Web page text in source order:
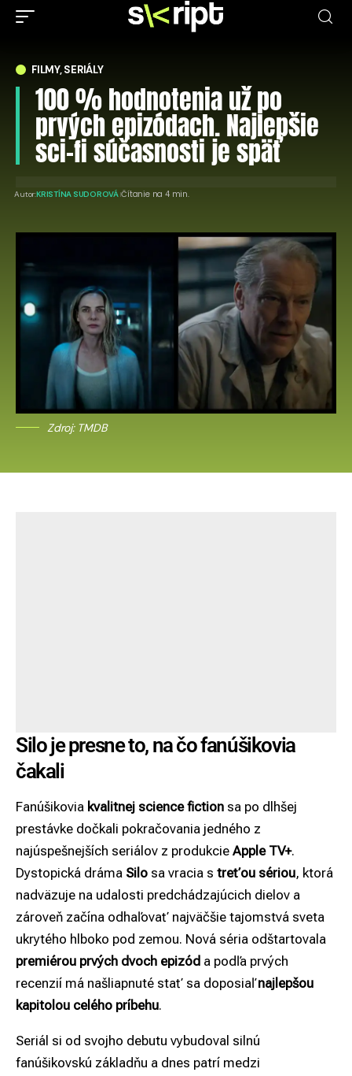
FILMY, SERIÁLY
100 % hodnotenia už po
prvých epizódach. Najlepšie
sci-fi súčasnosti je späť
Autor:KRISTÍNA SUDOROVÁ Čítanie na 4 min.
Zdroj: TMDB
Silo je presne to, na čo fanúšikovia
čakali
Fanúšikovia kvalitnej science fiction sa po dlhšej
prestávke dočkali pokračovania jedného z
najúspešnejších seriálov z produkcie Apple TV+.
Dystopická dráma Silo sa vracia s treťou sériou, ktorá
nadväzuje na udalosti predchádzajúcich dielov a
zároveň začína odhaľovať najväčšie tajomstvá sveta
ukrytého hlboko pod zemou. Nová séria odštartovala
premiérou prvých dvoch epizód a podľa prvých
recenzií má našliapnuté stať sa doposiaľnajlepšou
kapitolou celého príbehu.
Seriál si od svojho debutu vybudoval silnú
fanúšikovskú základňu a dnes patrí medzi